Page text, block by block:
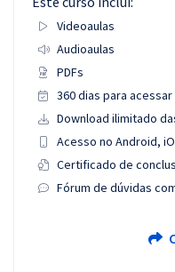
Videoaulas
Audioaulas
PDFs
360 dias para acessar
Download ilimitado
Acesso no Android,
Certificado de
Fórum de dúvidas